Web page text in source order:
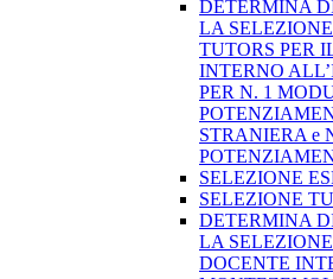
DETERMINA
LA
TUTORS PER
INTERNO
PER N. 1
STRANIERA e
SELEZIONE
SELEZIONE
DETERMINA
LA
DOCENTE